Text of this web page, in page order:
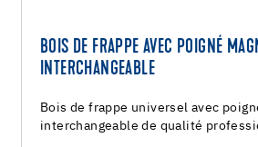
BOIS DE FRAPPE AVEC POIGNÉ
INTERCHANGEABLE
Bois de frappe universel avec
interchangeable de qualité